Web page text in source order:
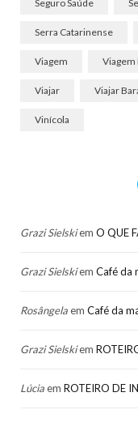
Seguro Saúde
Serra Catarinense
Viagem Viagem
Viajar Viajar
Vinícola
Grazi Sielskiem O QUE
Grazi Sielskiem Café da
Rosângelaem Café da
Grazi Sielskiem
Lúciaem ROTEIRO DE